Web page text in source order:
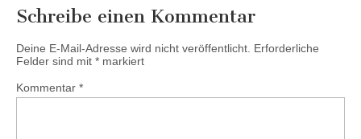
Schreibe einen Kommentar
Deine E-Mail-Adresse wird nicht veröffentlicht. Erforderliche
Felder sind mit * markiert
Kommentar *